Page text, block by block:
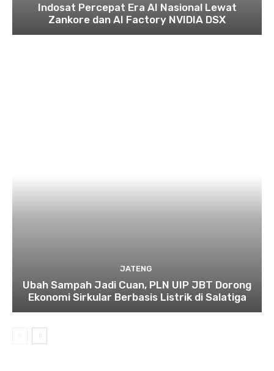
Indosat Percepat Era AI Nasional Lewat
Zankore dan AI Factory NVIDIA DSX
JATENG
Ubah Sampah Jadi Cuan, PLN UIP JBT Dorong
Ekonomi Sirkular Berbasis Listrik di Salatiga